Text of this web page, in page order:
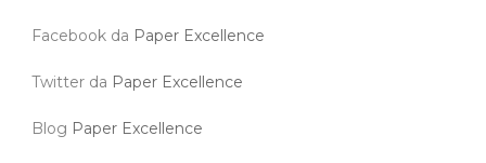
Facebook da Paper Excellence
Twitter da Paper Excellence
Blog Paper Excellence